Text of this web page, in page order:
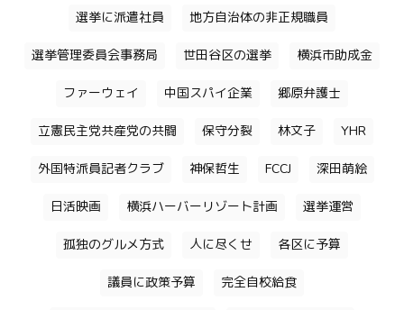
選挙に派遣社員 地方自治体の非正規職員
選挙管理委員会事務局 世田谷区の選挙 横浜市助成金
ファーウェイ 中国スパイ企業 郷原弁護士
立憲民主党共産党の共闘 保守分裂 林文子 YHR
外国特派員記者クラブ 神保哲生 FCCJ 深田萌絵
日活映画 横浜ハーバーリゾート計画 選挙運営
孤独のグルメ方式 人に尽くせ 各区に予算
議員に政策予算 完全自校給食